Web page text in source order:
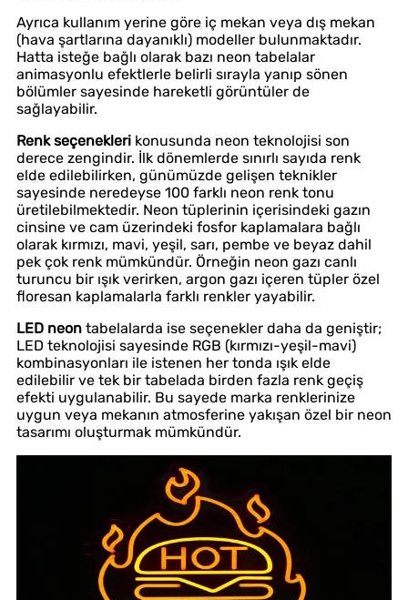
Ayrıca kullanım yerine göre iç mekan veya dış mekan
(hava şartlarına dayanıklı) modeller bulunmaktadır.
Hatta isteğe bağlı olarak bazı neon tabelalar
animasyonlu efektlerle belirli sırayla yanıp sönen
bölümler sayesinde hareketli görüntüler de
sağlayabilir.
Renk seçenekleri konusunda neon teknolojisi son
derece zengindir. İlk dönemlerde sınırlı sayıda renk
elde edilebilirken, günümüzde gelişen teknikler
sayesinde neredeyse 100 farklı neon renk tonu
üretilebilmektedir. Neon tüplerinin içerisindeki gazın
cinsine ve cam üzerindeki fosfor kaplamalara bağlı
olarak kırmızı, mavi, yeşil, sarı, pembe ve beyaz dahil
pek çok renk mümkündür. Örneğin neon gazı canlı
turuncu bir ışık verirken, argon gazı içeren tüpler özel
floresan kaplamalarla farklı renkler yayabilir.
LED neon tabelalarda ise seçenekler daha da geniştir;
LED teknolojisi sayesinde RGB (kırmızı-yeşil-mavi)
kombinasyonları ile istenen her tonda ışık elde
edilebilir ve tek bir tabelada birden fazla renk geçiş
efekti uygulanabilir. Bu sayede marka renklerinize
uygun veya mekanın atmosferine yakışan özel bir neon
tasarımı oluşturmak mümkündür.